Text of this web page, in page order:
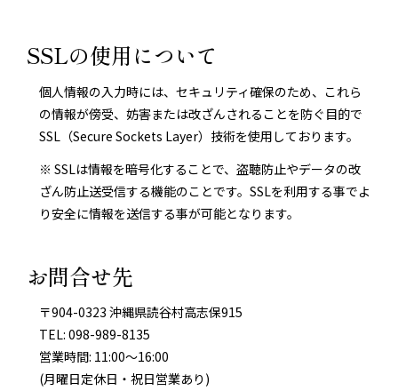
SSLの使用について
個人情報の入力時には、セキュリティ確保のため、これら
の情報が傍受、妨害または改ざんされることを防ぐ目的で
SSL（Secure Sockets Layer）技術を使用しております。
※ SSLは情報を暗号化することで、盗聴防止やデータの改
ざん防止送受信する機能のことです。SSLを利用する事でよ
り安全に情報を送信する事が可能となります。
お問合せ先
〒904-0323 沖縄県読谷村高志保915
TEL: 098-989-8135
営業時間: 11:00～16:00
(月曜日定休日・祝日営業あり)